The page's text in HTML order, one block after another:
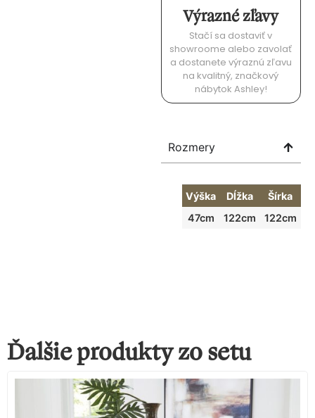
Výrazné zľavy
Stačí sa dostaviť v
showroome alebo zavolať
a dostanete výraznú zľavu
na kvalitný, značkový
nábytok Ashley!
Rozmery
Výška Dĺžka
Šírka
47cm
122cm 122cm
Ďalšie produkty zo setu